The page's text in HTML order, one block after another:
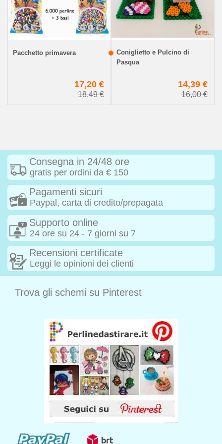
Pacchetto primavera
17,20 €
18,49 €
Coniglietto e Pulcino di
Pasqua
14,39 €
16,00 €
Consegna in 24/48 ore
gratis per ordini da € 150
Pagamenti sicuri
Paypal, carta di credito/prepagata
Supporto online
24 ore su 24 - 7 giorni su 7
Recensioni certificate
Leggi le opinioni dei clienti
Trova gli schemi su Pinterest